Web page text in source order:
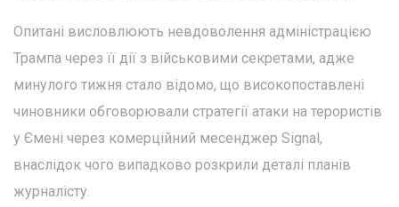
Опитані висловлюють невдоволення адміністрацією
Трампа через її дії з військовими секретами, адже
минулого тижня стало відомо, що високопоставлені
чиновники обговорювали стратегії атаки на терористів
у Ємені через комерційний месенджер Signal,
внаслідок чого випадково розкрили деталі планів
журналісту.